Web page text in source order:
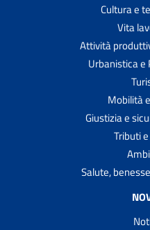
Cultura e
Vita
Attività
Urbanistica e
Mobilità
Giustizia e
Tributi
Salute,